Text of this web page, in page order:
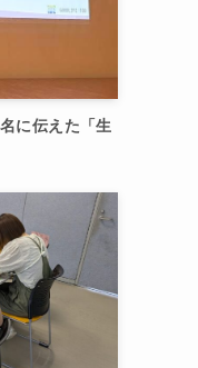
に伝えた「生